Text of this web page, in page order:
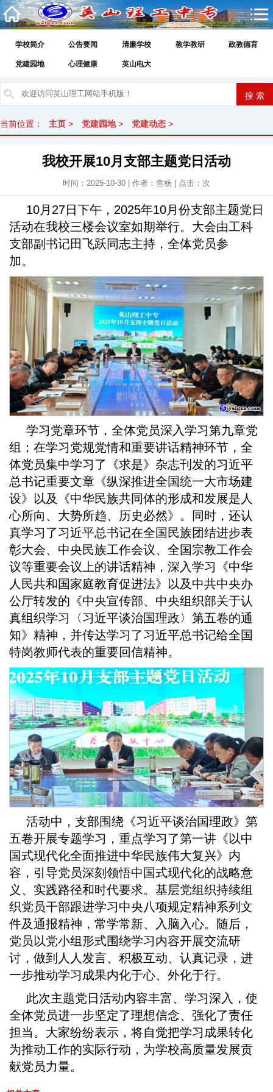
学校简介 公告要闻 清廉学校 教学教研 政教德育
党建园地 心理健康 英山电大
当前位置： 主页 > 党建园地> 党建动态 >
我校开展10月支部主题党日活动
时间：2025-10-30 | 作者：查杨 | 点击： 次
10月27日下午，2025年10月份支部主题党日
活动在我校三楼会议室如期举行。大会由工科
支部副书记田飞跃同志主持，全体党员参
加。
学习党章环节，全体党员深入学习第九章党
组；在学习党规党情和重要讲话精神环节，全
体党员集中学习了《求是》杂志刊发的习近平
总书记重要文章《纵深推进全国统一大市场建
设》以及《中华民族共同体的形成和发展是人
心所向、大势所趋、历史必然》。同时，还认
真学习了习近平总书记在全国民族团结进步表
彰大会、中央民族工作会议、全国宗教工作会
议等重要会议上的讲话精神，深入学习《中华
人民共和国家庭教育促进法》以及中共中央办
公厅转发的《中央宣传部、中央组织部关于认
真组织学习〈习近平谈治国理政〉第五卷的通
知》精神，并传达学习了习近平总书记给全国
特岗教师代表的重要回信精神。
活动中，支部围绕《习近平谈治国理政》第
五卷开展专题学习，重点学习了第一讲《以中
国式现代化全面推进中华民族伟大复兴》内
容，引导党员深刻领悟中国式现代化的战略意
义、实践路径和时代要求。基层党组织持续组
织党员干部跟进学习中央八项规定精神系列文
件及通报精神，常学常新、入脑入心。 随后，
党员以党小组形式围绕学习内容开展交流研
讨，做到人人发言、积极互动、认真记录，进
一步推动学习成果内化于心、外化于行。
此次主题党日活动内容丰富、学习深入，使
全体党员进一步坚定了理想信念、强化了责任
担当。大家纷纷表示，将自觉把学习成果转化
为推动工作的实际行动，为学校高质量发展贡
献党员力量。